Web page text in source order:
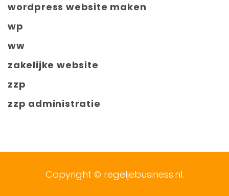
wordpress website maken
wp
ww
zakelijke website
zzp
zzp administratie
Copyright © regeljebusiness.nl.